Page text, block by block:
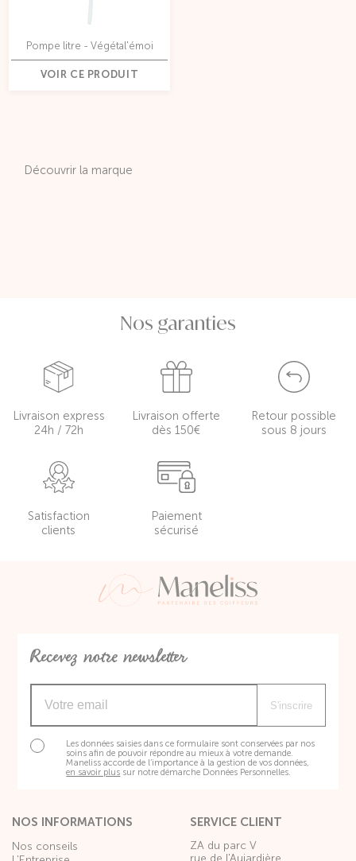
Pompe litre - Végétal'émoi
VOIR CE PRODUIT
Découvrir la marque
Nos garanties
Livraison express
24h / 72h
Livraison offerte
dès 150€
Retour possible
sous 8 jours
Satisfaction
clients
Paiement
sécurisé
NOS INFORMATIONS
Nos conseils
SERVICE CLIENT
ZA du parc V
Recevez notre newsletter
S'inscrire
Les données saisies dans ce formulaire sont conservées par nos
soins afin de pouvoir répondre au mieux à votre demande.
Maneliss accorde de l’importance à la gestion de vos données,
en savoir plus sur notre démarche Données Personnelles.